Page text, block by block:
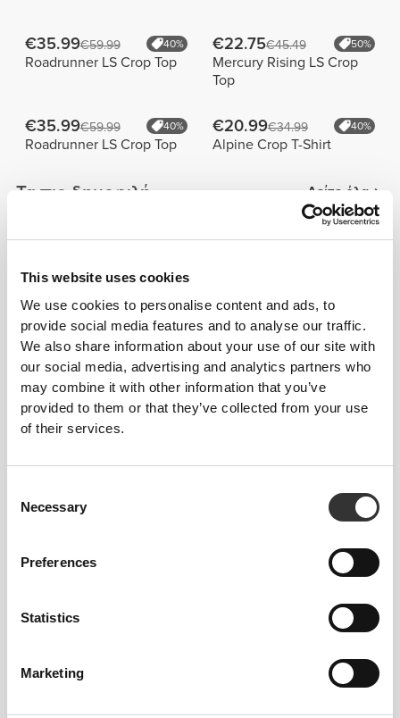
This website uses cookies
We use cookies to personalise content and ads, to
provide social media features and to analyse our traffic.
We also share information about your use of our site with
our social media, advertising and analytics partners who
may combine it with other information that you’ve
provided to them or that they’ve collected from your use
of their services.
Selection
Necessary
Preferences
Statistics
Marketing
€35.99€59.99 40%
Roadrunner LS Crop Top
€22.75€45.49 50%
Mercury Rising LS Crop
Top
€35.99€59.99 40%
Roadrunner LS Crop Top
€20.99€34.99 40%
Alpine Crop T-Shirt
Τα πιο δημοφιλή Δείτε όλα
Peach Perfect FX
Μήκους Σορτς
Ψηλή Μέση
€23.99€39.99 40%
Contour Ψηλόμεσα Κολάν
€20.99€34.99 40%
Peach Perfect FX Cotton
Κανονική Μέση Μεσαίου
Μήκους Σορτς
Product Details
ελαστικότητα και είναι σχεδιασμένα να κινούνται μαζί